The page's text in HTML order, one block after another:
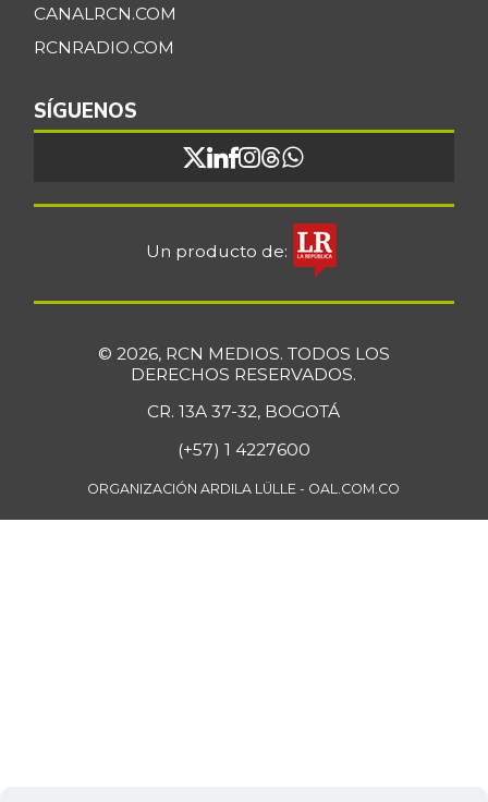
CANALRCN.COM
RCNRADIO.COM
SÍGUENOS
Un producto de:
© 2026, RCN MEDIOS. TODOS LOS
DERECHOS RESERVADOS.
CR. 13A 37-32, BOGOTÁ
(+57) 1 4227600
ORGANIZACIÓN ARDILA LÜLLE - OAL.COM.CO